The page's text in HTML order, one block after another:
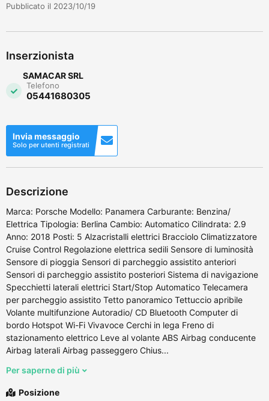
Pubblicato il 2023/10/19
Inserzionista
SAMACAR SRL
Telefono
05441680305
Invia messaggio
Solo per utenti registrati
Descrizione
Marca: Porsche Modello: Panamera Carburante: Benzina/
Elettrica Tipologia: Berlina Cambio: Automatico Cilindrata: 2.9
Anno: 2018 Posti: 5 Alzacristalli elettrici Bracciolo Climatizzatore
Cruise Control Regolazione elettrica sedili Sensore di luminosità
Sensore di pioggia Sensori di parcheggio assistito anteriori
Sensori di parcheggio assistito posteriori Sistema di navigazione
Specchietti laterali elettrici Start/Stop Automatico Telecamera
per parcheggio assistito Tetto panoramico Tettuccio apribile
Volante multifunzione Autoradio/ CD Bluetooth Computer di
bordo Hotspot Wi-Fi Vivavoce Cerchi in lega Freno di
stazionamento elettrico Leve al volante ABS Airbag conducente
Airbag laterali Airbag passeggero Chius...
Per saperne di più
Posizione